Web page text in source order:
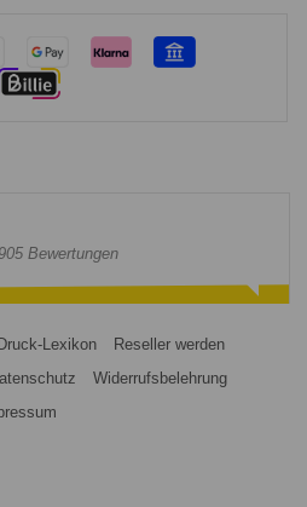
Bewertungen
Druck-Lexikon
Reseller werden
Widerrufsbelehrung